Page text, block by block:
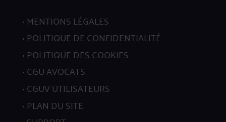
MENTIONS LÉGALES
POLITIQUE DE CONFIDENTIALITÉ
POLITIQUE DES COOKIES
CGU AVOCATS
CGUV UTILISATEURS
PLAN DU SITE